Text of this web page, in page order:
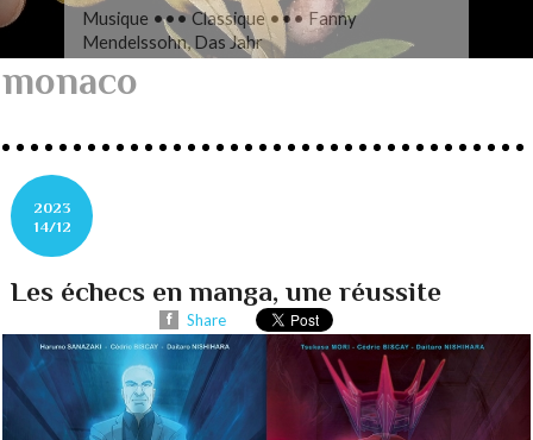
Musique ••• Classique ••• Fanny
Mendelssohn, Das Jahr
monaco
2023
14/12
Les échecs en manga, une réussite
Share